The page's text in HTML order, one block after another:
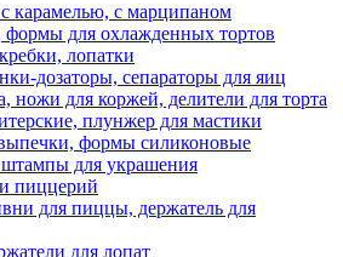
карамелью, с марципаном
для охлажденных тортов
лопатки
дозаторы, сепараторы для яиц
ножи для коржей, делители для торта
плунжер для мастики
формы силиконовые
штампы для украшения
пиццерий
для пиццы, держатель для
для лопат